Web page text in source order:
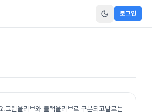
로그인
그린올리브와 블랙올리브로 구분되고날로는